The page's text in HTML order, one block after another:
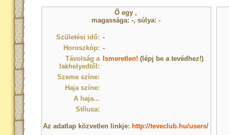
Ő egy ,
magassága: -, súlya: -
Születési idő: -
Horoszkóp: -
Távolság a
lakhelyedtől:
Ismeretlen! (lépj be a tevédhez!)
Szeme színe:
Haja színe:
A haja...
Stílusa:
Az adatlap közvetlen linkje: http://teveclub.hu/users/